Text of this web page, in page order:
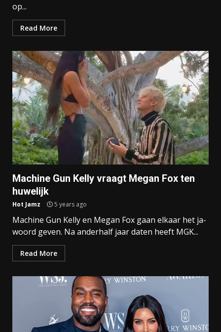
op...
Read More
Machine Gun Kelly vraagt Megan Fox ten
huwelijk
Hot Jamz 5 years ago
Machine Gun Kelly en Megan Fox gaan elkaar het ja-
woord geven. Na anderhalf jaar daten heeft MGK...
Read More